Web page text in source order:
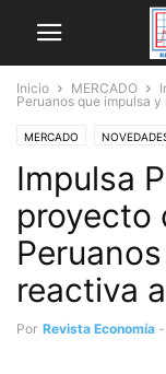
Inicio MERCADO
Peruanos que impulsa
MERCADO
Impulsa
proyecto
reactiva
Por Revista Economía -